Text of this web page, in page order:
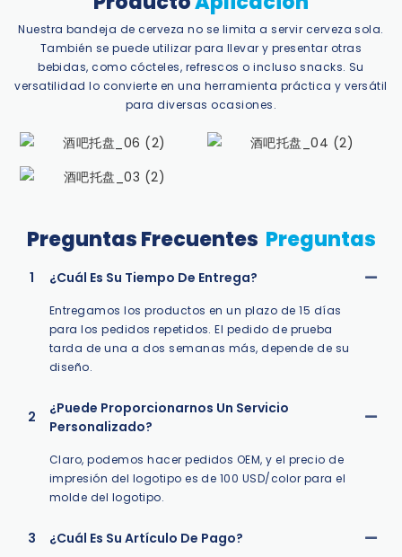
Nuestra bandeja de cerveza no se limita a servir cerveza sola.
También se puede utilizar para llevar y presentar otras
bebidas, como cócteles, refrescos o incluso snacks. Su
versatilidad lo convierte en una herramienta práctica y versátil
para diversas ocasiones.
Preguntas Frecuentes Preguntas
1 ¿Cuál Es Su Tiempo De Entrega?
Entregamos los productos en un plazo de 15 días
para los pedidos repetidos. El pedido de prueba
tarda de una a dos semanas más, depende de su
diseño.
2
¿Puede Proporcionarnos Un Servicio
Personalizado?
Claro, podemos hacer pedidos OEM, y el precio de
impresión del logotipo es de 100 USD/color para el
molde del logotipo.
3 ¿Cuál Es Su Artículo De Pago?